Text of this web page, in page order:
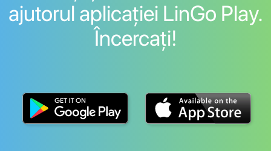
ajutorul aplicației LinGo Play.
Încercați!